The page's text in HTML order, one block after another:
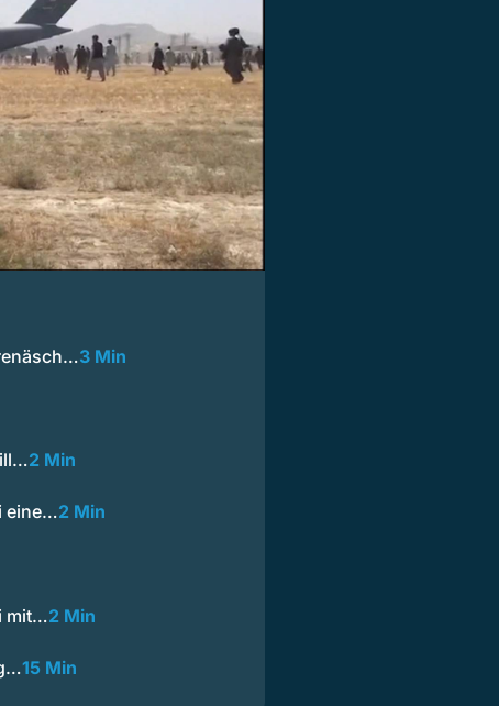
3 Min
2 Min
eine…2 Min
mit…2 Min
15 Min